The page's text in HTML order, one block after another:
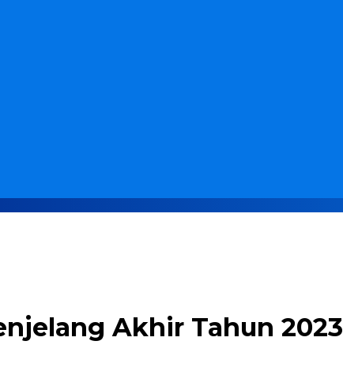
Akhir Tahun 2023